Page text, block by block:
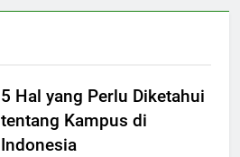
5 Hal yang Perlu Diketahui
tentang Kampus di
Indonesia